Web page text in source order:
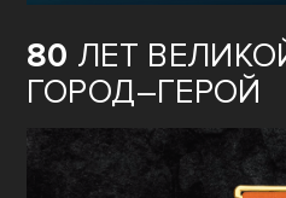
80 ЛЕТ
ГОРОД–ГЕРОЙ